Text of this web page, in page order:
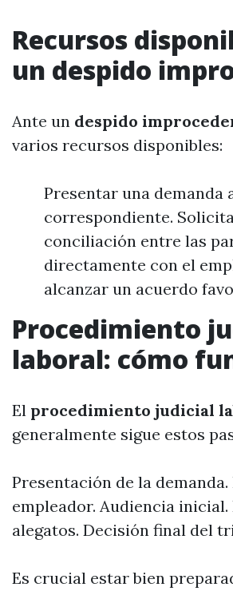
Recursos
un despido
Ante un despido
varios recursos disponibles:
Presentar una demanda
correspondiente.
conciliación entre las
directamente con el
alcanzar un acuerdo
Procedimiento
laboral: cómo
El procedimiento judicial
generalmente sigue estos
Presentación de la
empleador. Audiencia inicial.
alegatos. Decisión final del
Es crucial estar bien